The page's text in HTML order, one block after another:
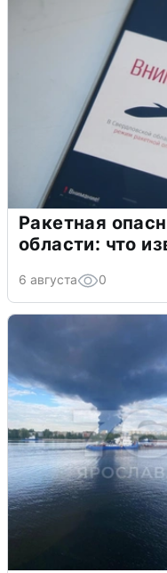
Ракетная
области: что
6 августа 0